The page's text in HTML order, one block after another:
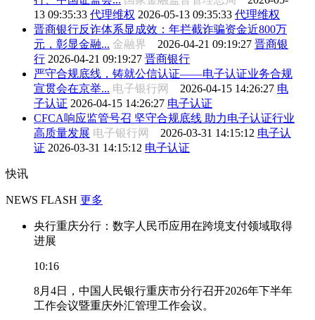
13 09:35:33 代理维权 2026-05-13 09:35:33 代理维权
晋商银行反诈体系显成效：年拦截诈骗资金近800万
元，彰显金融... 金融界 2026-04-21 09:19:27 晋商银
行 2026-04-21 09:19:27 晋商银行
严守合规底线，铸就公信认证——电子认证业务合规
宣贯会在京举... 电子银行网 2026-04-15 14:26:27 电
子认证 2026-04-15 14:26:27 电子认证
CFCA响应监管号召 坚守合规底线 助力电子认证行业
高质量发展 电子银行网 2026-03-31 14:15:12 电子认
证 2026-03-31 14:15:12 电子认证
快讯
NEWS FLASH 更多
央行重庆分行：数字人民币应用在跨境支付领域取得
进展
10:16
8月4日，中国人民银行重庆市分行召开2026年下半年
工作会议暨重庆外汇管理工作会议。